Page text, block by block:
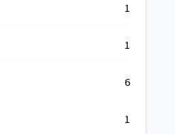
1
1
6
1